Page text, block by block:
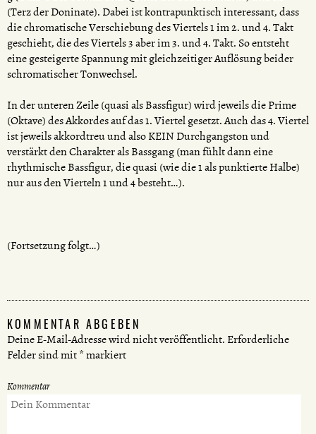
(Terz der Doninate). Dabei ist kontrapunktisch interessant, dass
die chromatische Verschiebung des Viertels 1 im 2. und 4. Takt
geschieht, die des Viertels 3 aber im 3. und 4. Takt. So entsteht
eine gesteigerte Spannung mit gleichzeitiger Auflösung beider
schromatischer Tonwechsel.
In der unteren Zeile (quasi als Bassfigur) wird jeweils die Prime
(Oktave) des Akkordes auf das 1. Viertel gesetzt. Auch das 4. Viertel
ist jeweils akkordtreu und also KEIN Durchgangston und
verstärkt den Charakter als Bassgang (man fühlt dann eine
rhythmische Bassfigur, die quasi (wie die 1 als punktierte Halbe)
nur aus den Vierteln 1 und 4 besteht…).
(Fortsetzung folgt…)
KOMMENTAR ABGEBEN
Deine E-Mail-Adresse wird nicht veröffentlicht. Erforderliche
Felder sind mit*markiert
Kommentar